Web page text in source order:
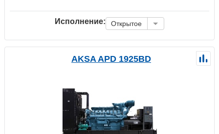
Исполнение: Открытое
AKSA APD 1925BD